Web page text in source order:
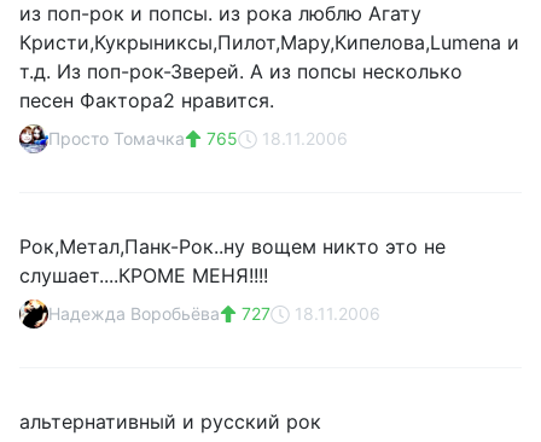
из поп-рок и попсы. из рока люблю Агату
Кристи,Кукрыниксы,Пилот,Мару,Кипелова,Lumena и
т.д. Из поп-рок-Зверей. А из попсы несколько
песен Фактора2 нравится.
Просто Томачка 765 18.11.2006
Рок,Метал,Панк-Рок..ну вощем никто это не
слушает....КРОМЕ МЕНЯ!!!!
Надежда Воробьёва 727 18.11.2006
альтернативный и русский рок